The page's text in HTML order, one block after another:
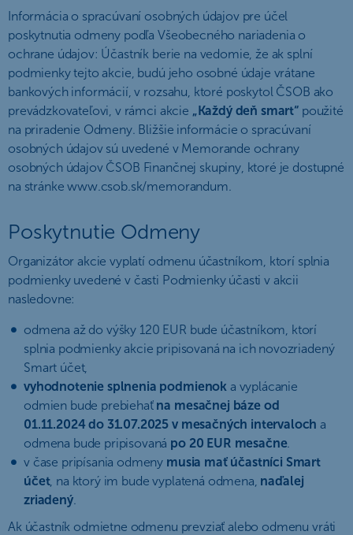
Informácia o spracúvaní osobných údajov pre účel
poskytnutia odmeny podľa Všeobecného nariadenia o
ochrane údajov: Účastník berie na vedomie, že ak splní
podmienky tejto akcie, budú jeho osobné údaje vrátane
bankových informácií, v rozsahu, ktoré poskytol ČSOB ako
prevádzkovateľovi, v rámci akcie „Každý deň smart“ použité
na priradenie Odmeny. Bližšie informácie o spracúvaní
osobných údajov sú uvedené v Memorande ochrany
osobných údajov ČSOB Finančnej skupiny, ktoré je dostupné
na stránke www.csob.sk/memorandum.
Poskytnutie Odmeny
Organizátor akcie vyplatí odmenu účastníkom, ktorí splnia
podmienky uvedené v časti Podmienky účasti v akcii
nasledovne:
odmena až do výšky 120 EUR bude účastníkom, ktorí
splnia podmienky akcie pripisovaná na ich novozriadený
Smart účet,
vyhodnotenie splnenia podmienok a vyplácanie
odmien bude prebiehať na mesačnej báze od
01.11.2024 do 31.07.2025 v mesačných intervaloch a
odmena bude pripisovaná po 20 EUR mesačne.
v čase pripísania odmeny musia mať účastníci Smart
účet, na ktorý im bude vyplatená odmena, naďalej
zriadený.
Ak účastník odmietne odmenu prevziať alebo odmenu vráti